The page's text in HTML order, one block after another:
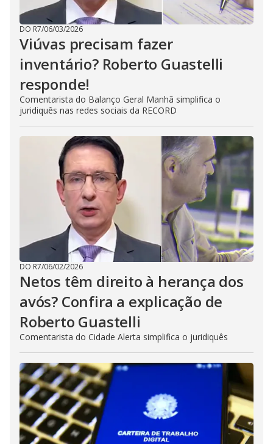
DO R7/06/03/2026
Viúvas precisam fazer
inventário? Roberto Guastelli
responde!
Comentarista do Balanço Geral Manhã simplifica o
juridiquês nas redes sociais da RECORD
DO R7/06/02/2026
Netos têm direito à herança dos
avós? Confira a explicação de
Roberto Guastelli
Comentarista do Cidade Alerta simplifica o juridiquês